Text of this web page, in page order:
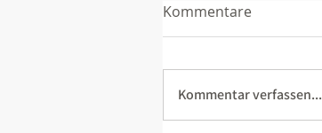
Kommentare
Kommentar verfassen...